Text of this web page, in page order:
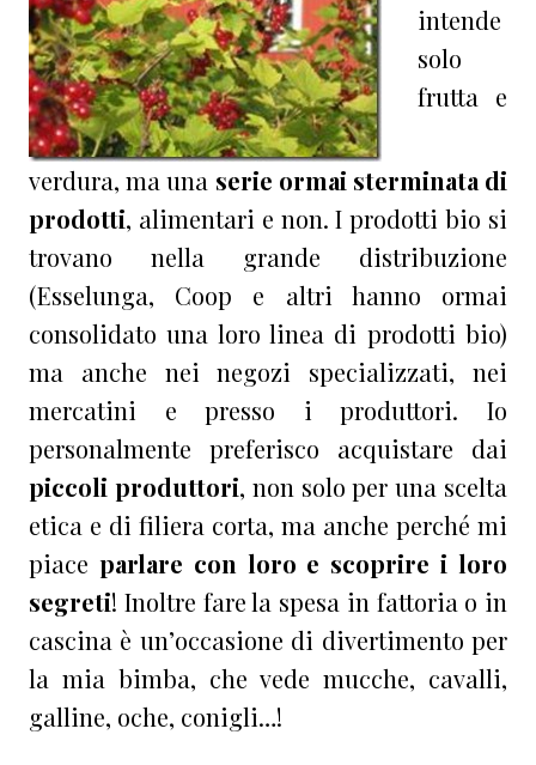
intende
solo
frutta e
verdura, ma una serie ormai sterminata di
prodotti, alimentari e non. I prodotti bio si
trovano nella grande distribuzione
(Esselunga, Coop e altri hanno ormai
consolidato una loro linea di prodotti bio)
ma anche nei negozi specializzati, nei
mercatini e presso i produttori. Io
personalmente preferisco acquistare dai
piccoli produttori, non solo per una scelta
etica e di filiera corta, ma anche perché mi
piace parlare con loro e scoprire i loro
segreti! Inoltre fare la spesa in fattoria o in
cascina è un’occasione di divertimento per
la mia bimba, che vede mucche, cavalli,
galline, oche, conigli…!